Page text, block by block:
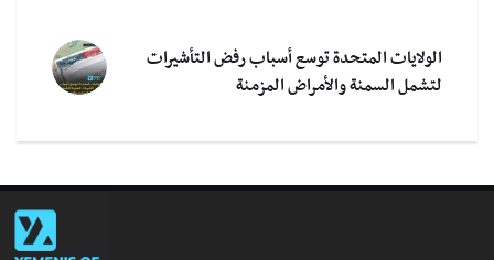
الولايات المتحدة توسع أسباب رفض التأشيرات
لتشمل السمنة والأمراض المزمنة